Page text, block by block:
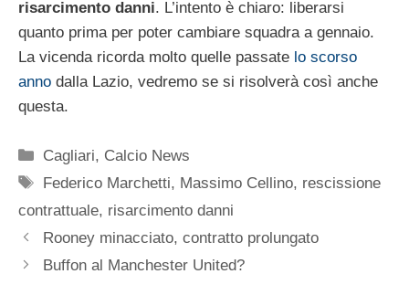
risarcimento danni. L’intento è chiaro: liberarsi
quanto prima per poter cambiare squadra a gennaio.
La vicenda ricorda molto quelle passate lo scorso
anno dalla Lazio, vedremo se si risolverà così anche
questa.
Categorie
Cagliari, Calcio News
Tag
Federico Marchetti, Massimo Cellino, rescissione
contrattuale, risarcimento danni
Rooney minacciato, contratto prolungato
Buffon al Manchester United?